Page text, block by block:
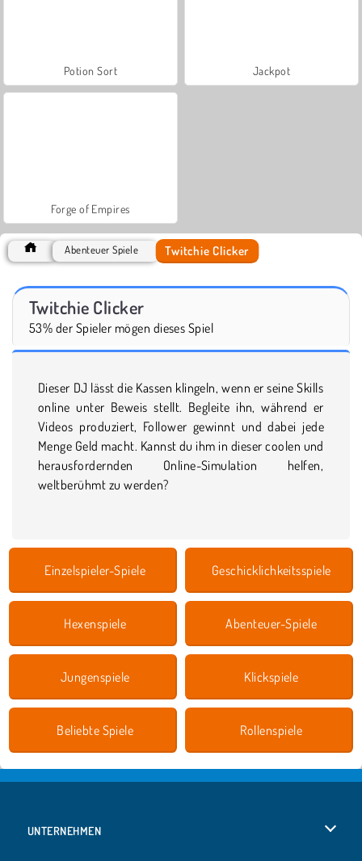
Potion Sort Jackpot
Forge of Empires
Abenteuer Spiele Twitchie Clicker
Twitchie Clicker
53% der Spieler mögen dieses Spiel
Dieser DJ lässt die Kassen klingeln, wenn er seine Skills
online unter Beweis stellt. Begleite ihn, während er
Videos produziert, Follower gewinnt und dabei jede
Menge Geld macht. Kannst du ihm in dieser coolen und
herausfordernden Online-Simulation helfen,
weltberühmt zu werden?
Einzelspieler-Spiele Geschicklichkeitsspiele
Hexenspiele Abenteuer-Spiele
Jungenspiele Klickspiele
Beliebte Spiele Rollenspiele
UNTERNEHMEN